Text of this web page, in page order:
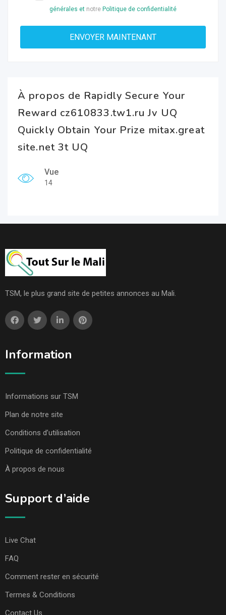
générales et notre Politique de confidentialité
À propos de Rapidly Secure Your
Reward cz610833.tw1.ru Jv UQ
Quickly Obtain Your Prize mitax.great
site.net 3t UQ
Vue
14
TSM, le plus grand site de petites annonces au Mali.
Information
Informations sur TSM
Plan de notre site
Conditions d’utilisation
Politique de confidentialité
À propos de nous
Support d’aide
Live Chat
FAQ
Comment rester en sécurité
Termes & Conditions
Contact Us